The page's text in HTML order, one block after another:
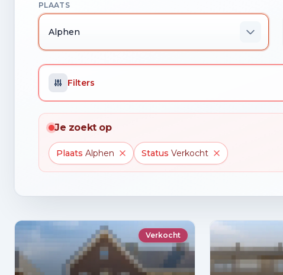
PLAATS
Alphen
Filters
Je zoekt op
Plaats Alphen Status Verkocht
Verkocht